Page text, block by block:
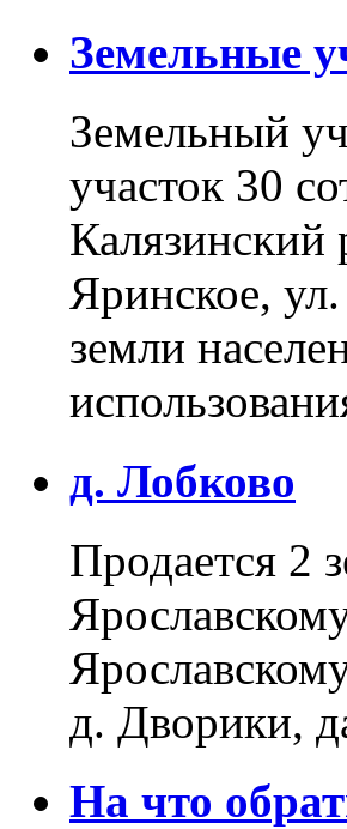
Земельные
Земельный
участок 30
Калязинский
Яринское,
земли
д. Лобково
Продается 2
д. Дворики,
На что